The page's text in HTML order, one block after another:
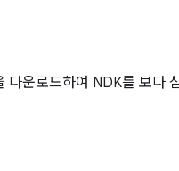
다운로드하여 NDK를 보다